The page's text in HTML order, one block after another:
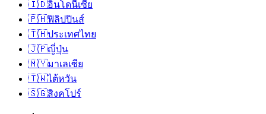
🇮🇩อินโดนีเซีย
🇵🇭ฟิลิปปินส์
🇹🇭ประเทศไทย
🇯🇵ญี่ปุ่น
🇲🇾มาเลเซีย
🇹🇼ไต้หวัน
🇸🇬สิงคโปร์